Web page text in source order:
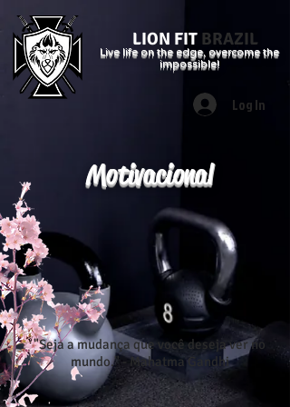
LION FIT BRAZIL
Live life on the edge, overcome the
impossible!
Log In
Motivacional
"Seja a mudança que você deseja ver no
mundo." - Mahatma Gandhi